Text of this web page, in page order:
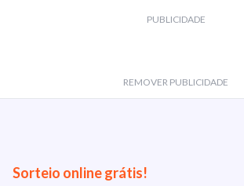
PUBLICIDADE
REMOVER PUBLICIDADE
Sorteio online grátis!